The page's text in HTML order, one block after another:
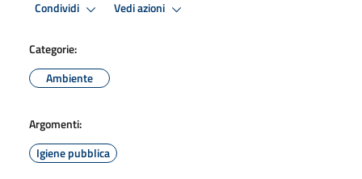
Condividi Vedi azioni
Categorie:
Ambiente
Argomenti:
Igiene pubblica